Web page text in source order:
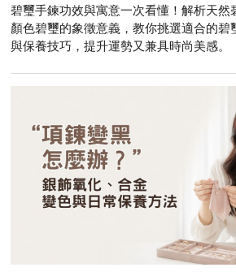
碧璽手鍊功效與寓意一次看懂！解析天然
顏色碧璽的象徵意義，教你挑選適合的碧
與保養技巧，提升運勢又兼具時尚美感。